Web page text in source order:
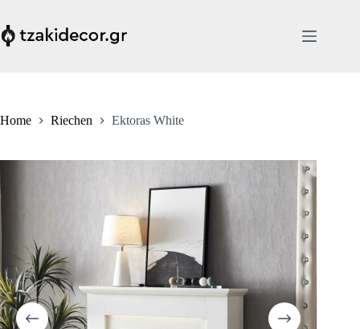
content
Home Riechen Ektoras White